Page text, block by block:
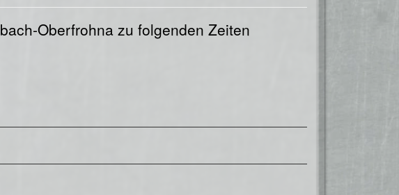
Oberfrohna zu folgenden Zeiten